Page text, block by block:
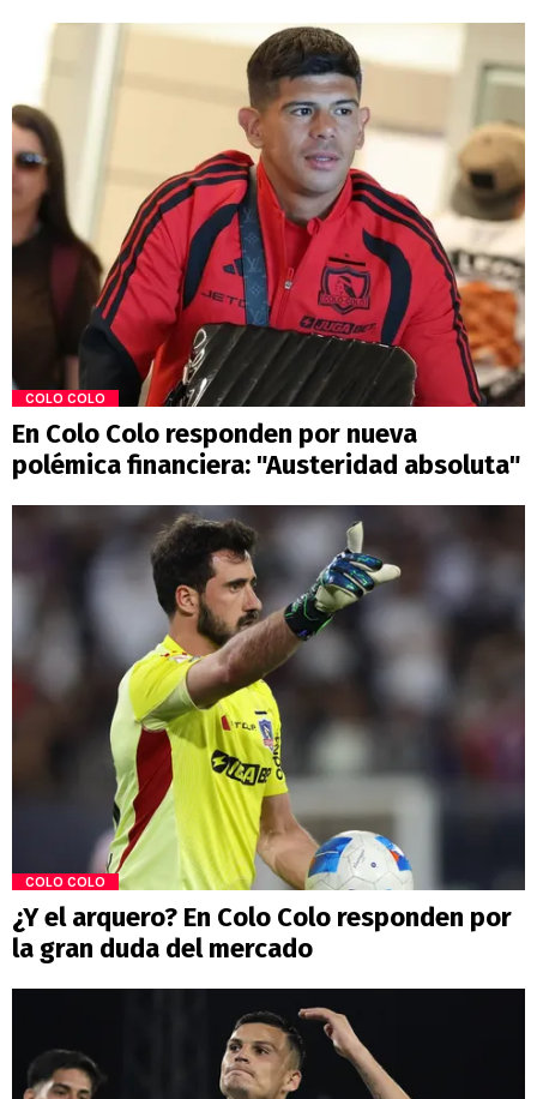
COLO COLO
En Colo Colo responden por nueva
polémica financiera: "Austeridad absoluta"
COLO COLO
¿Y el arquero? En Colo Colo responden por
la gran duda del mercado